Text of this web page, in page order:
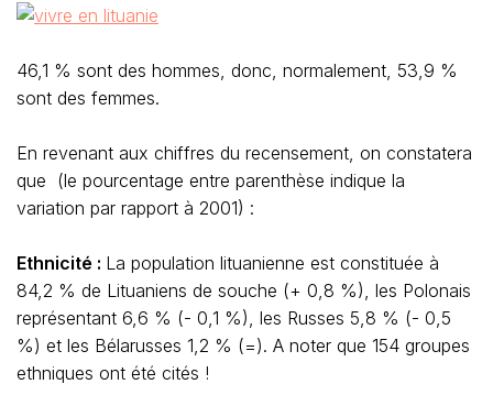
46,1 % sont des hommes, donc, normalement, 53,9 %
sont des femmes.
En revenant aux chiffres du recensement, on constatera
que (le pourcentage entre parenthèse indique la
variation par rapport à 2001) :
Ethnicité : La population lituanienne est constituée à
84,2 % de Lituaniens de souche (+ 0,8 %), les Polonais
représentant 6,6 % (- 0,1 %), les Russes 5,8 % (- 0,5
%) et les Bélarusses 1,2 % (=). A noter que 154 groupes
ethniques ont été cités !